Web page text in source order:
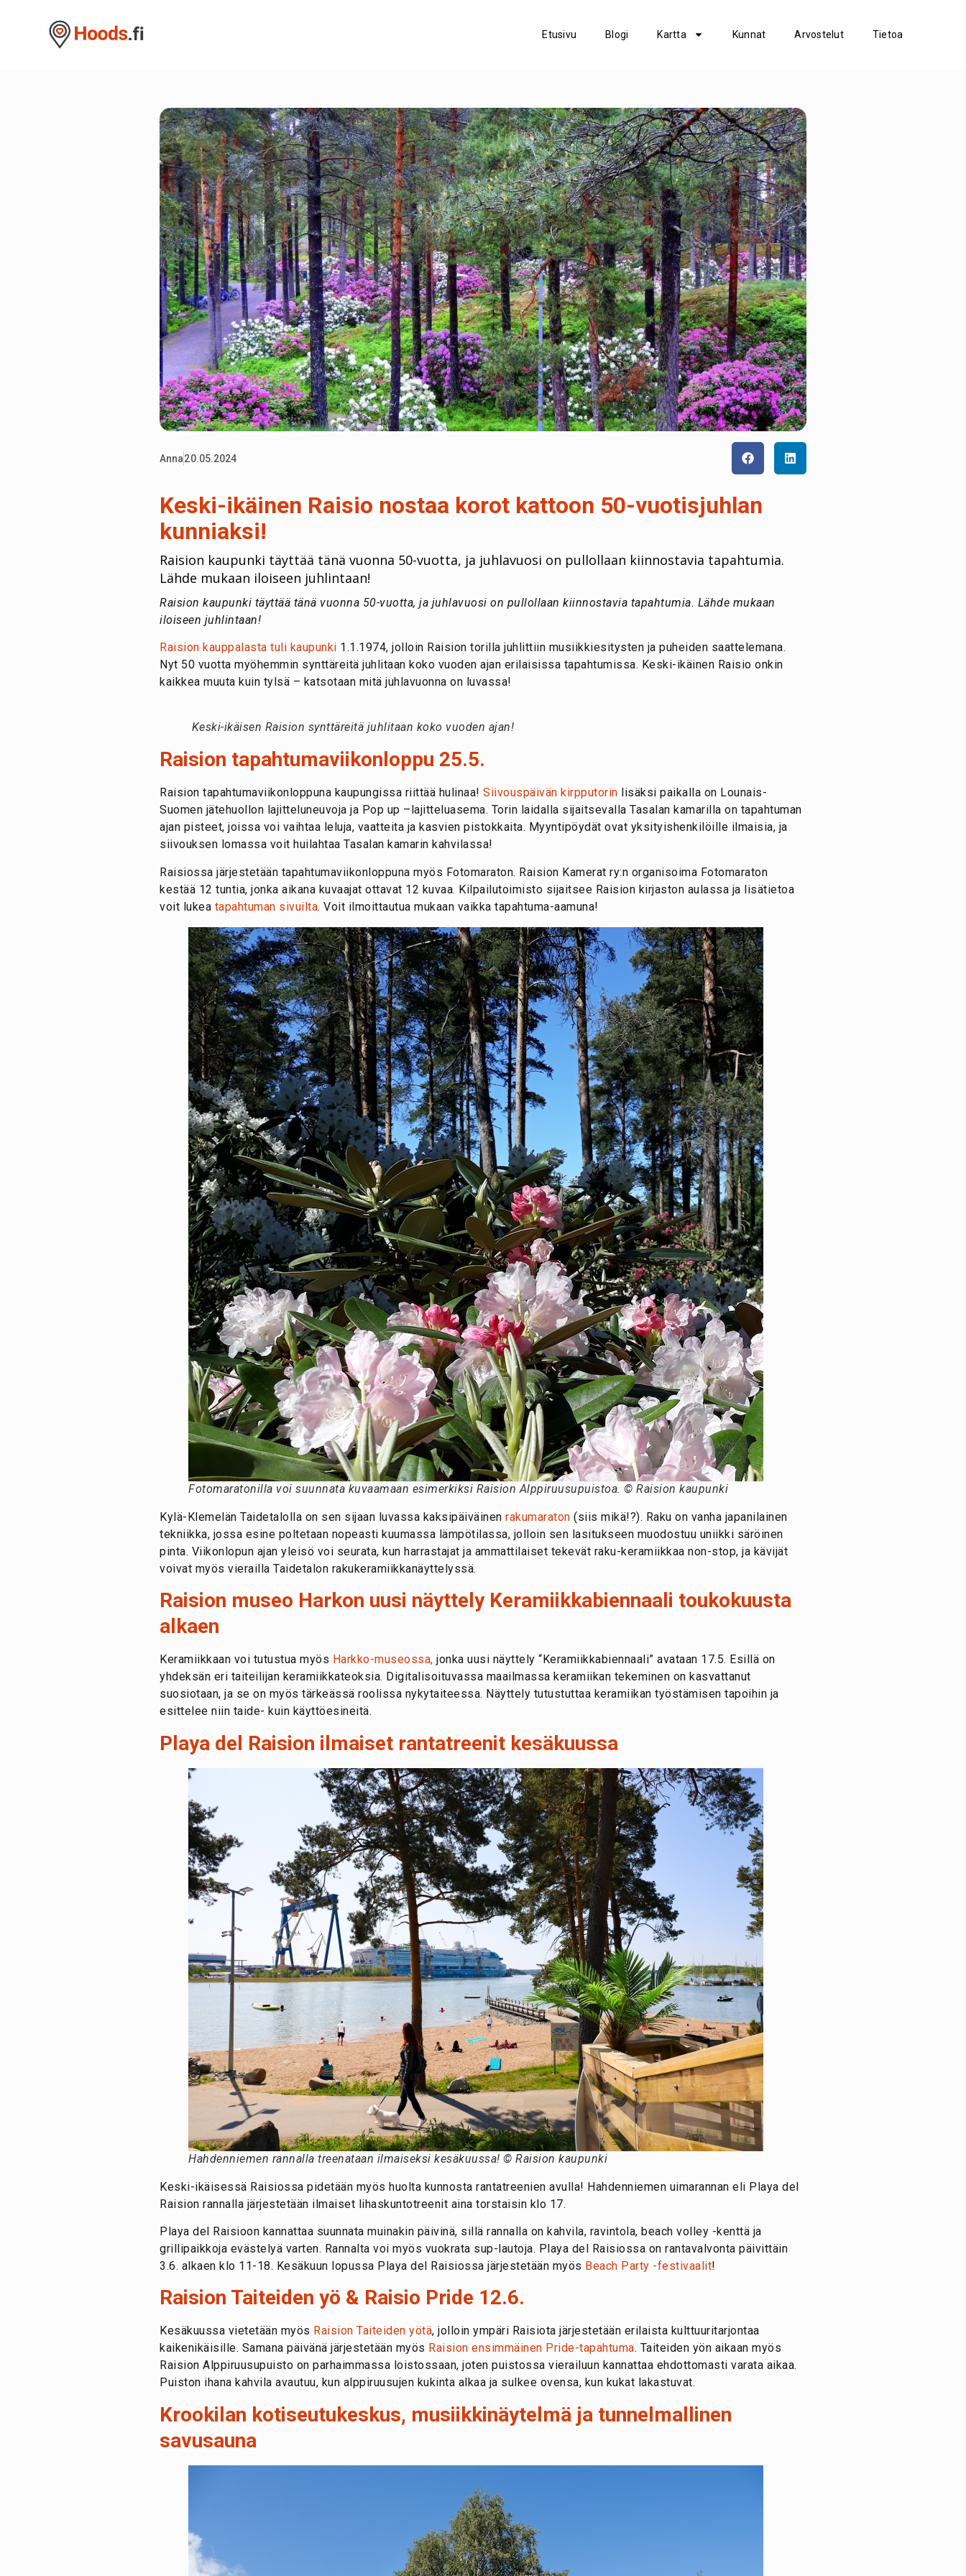
Etusivu Blogi Kartta Kunnat Arvostelut Tietoa
Anna20.05.2024
Keski-ikäinen Raisio nostaa korot kattoon 50-vuotisjuhlan
kunniaksi!
Raision kaupunki täyttää tänä vuonna 50-vuotta, ja juhlavuosi on pullollaan kiinnostavia tapahtumia.
Lähde mukaan iloiseen juhlintaan!
Raision kaupunki täyttää tänä vuonna 50-vuotta, ja juhlavuosi on pullollaan kiinnostavia tapahtumia. Lähde mukaan
iloiseen juhlintaan!
Raision kauppalasta tuli kaupunki 1.1.1974, jolloin Raision torilla juhlittiin musiikkiesitysten ja puheiden saattelemana.
Nyt 50 vuotta myöhemmin synttäreitä juhlitaan koko vuoden ajan erilaisissa tapahtumissa. Keski-ikäinen Raisio onkin
kaikkea muuta kuin tylsä – katsotaan mitä juhlavuonna on luvassa!
Keski-ikäisen Raision synttäreitä juhlitaan koko vuoden ajan!
Raision tapahtumaviikonloppu 25.5.
Raision tapahtumaviikonloppuna kaupungissa riittää hulinaa! Siivouspäivän kirpputorin lisäksi paikalla on Lounais-
Suomen jätehuollon lajitteluneuvoja ja Pop up –lajitteluasema. Torin laidalla sijaitsevalla Tasalan kamarilla on tapahtuman
ajan pisteet, joissa voi vaihtaa leluja, vaatteita ja kasvien pistokkaita. Myyntipöydät ovat yksityishenkilöille ilmaisia, ja
siivouksen lomassa voit huilahtaa Tasalan kamarin kahvilassa!
Raisiossa järjestetään tapahtumaviikonloppuna myös Fotomaraton. Raision Kamerat ry:n organisoima Fotomaraton
kestää 12 tuntia, jonka aikana kuvaajat ottavat 12 kuvaa. Kilpailutoimisto sijaitsee Raision kirjaston aulassa ja lisätietoa
voit lukea tapahtuman sivuilta. Voit ilmoittautua mukaan vaikka tapahtuma-aamuna!
Fotomaratonilla voi suunnata kuvaamaan esimerkiksi Raision Alppiruusupuistoa. © Raision kaupunki
Kylä-Klemelän Taidetalolla on sen sijaan luvassa kaksipäiväinen rakumaraton (siis mikä!?). Raku on vanha japanilainen
tekniikka, jossa esine poltetaan nopeasti kuumassa lämpötilassa, jolloin sen lasitukseen muodostuu uniikki säröinen
pinta. Viikonlopun ajan yleisö voi seurata, kun harrastajat ja ammattilaiset tekevät raku-keramiikkaa non-stop, ja kävijät
voivat myös vierailla Taidetalon rakukeramiikkanäyttelyssä.
Raision museo Harkon uusi näyttely Keramiikkabiennaali toukokuusta
alkaen
Keramiikkaan voi tutustua myös Harkko-museossa, jonka uusi näyttely “Keramiikkabiennaali” avataan 17.5. Esillä on
yhdeksän eri taiteilijan keramiikkateoksia. Digitalisoituvassa maailmassa keramiikan tekeminen on kasvattanut
suosiotaan, ja se on myös tärkeässä roolissa nykytaiteessa. Näyttely tutustuttaa keramiikan työstämisen tapoihin ja
esittelee niin taide- kuin käyttöesineitä.
Playa del Raision ilmaiset rantatreenit kesäkuussa
Hahdenniemen rannalla treenataan ilmaiseksi kesäkuussa! © Raision kaupunki
Keski-ikäisessä Raisiossa pidetään myös huolta kunnosta rantatreenien avulla! Hahdenniemen uimarannan eli Playa del
Raision rannalla järjestetään ilmaiset lihaskuntotreenit aina torstaisin klo 17.
Playa del Raisioon kannattaa suunnata muinakin päivinä, sillä rannalla on kahvila, ravintola, beach volley -kenttä ja
grillipaikkoja evästelyä varten. Rannalta voi myös vuokrata sup-lautoja. Playa del Raisiossa on rantavalvonta päivittäin
3.6. alkaen klo 11-18. Kesäkuun lopussa Playa del Raisiossa järjestetään myös Beach Party -festivaalit!
Raision Taiteiden yö & Raisio Pride 12.6.
Kesäkuussa vietetään myös Raision Taiteiden yötä, jolloin ympäri Raisiota järjestetään erilaista kulttuuritarjontaa
kaikenikäisille. Samana päivänä järjestetään myös Raision ensimmäinen Pride-tapahtuma. Taiteiden yön aikaan myös
Raision Alppiruusupuisto on parhaimmassa loistossaan, joten puistossa vierailuun kannattaa ehdottomasti varata aikaa.
Puiston ihana kahvila avautuu, kun alppiruusujen kukinta alkaa ja sulkee ovensa, kun kukat lakastuvat.
Krookilan kotiseutukeskus, musiikkinäytelmä ja tunnelmallinen
savusauna